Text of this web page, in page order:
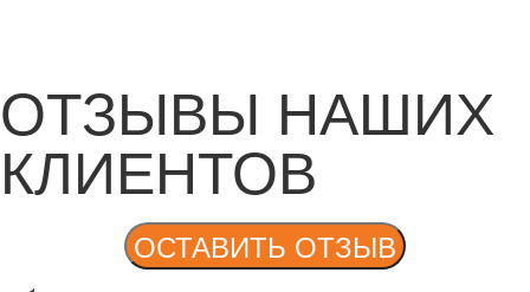
ОТЗЫВЫ НАШИХ
КЛИЕНТОВ